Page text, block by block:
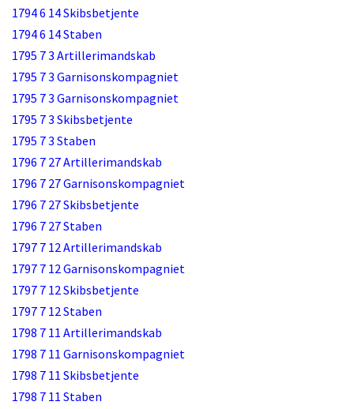
1794 6 14 Skibsbetjente
1794 6 14 Staben
1795 7 3 Artillerimandskab
1795 7 3 Garnisonskompagniet
1795 7 3 Garnisonskompagniet
1795 7 3 Skibsbetjente
1795 7 3 Staben
1796 7 27 Artillerimandskab
1796 7 27 Garnisonskompagniet
1796 7 27 Skibsbetjente
1796 7 27 Staben
1797 7 12 Artillerimandskab
1797 7 12 Garnisonskompagniet
1797 7 12 Skibsbetjente
1797 7 12 Staben
1798 7 11 Artillerimandskab
1798 7 11 Garnisonskompagniet
1798 7 11 Skibsbetjente
1798 7 11 Staben